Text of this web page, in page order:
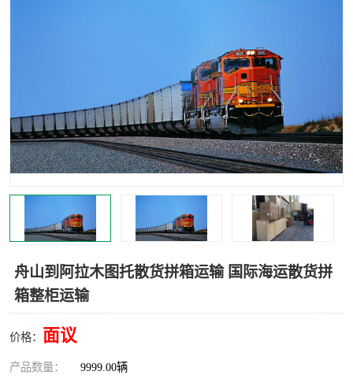
舟山到阿拉木图托散货拼箱运输 国际海运散货拼
箱整柜运输
价格： 面议
产品数量： 9999.00辆